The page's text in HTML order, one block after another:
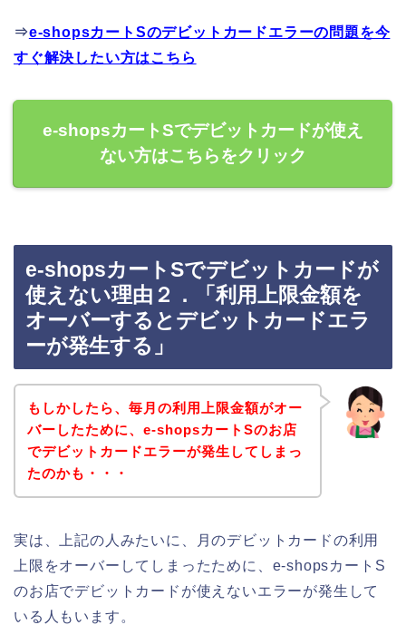
⇒e-shopsカートSのデビットカードエラーの問題を今
すぐ解決したい方はこちら
e-shopsカートSでデビットカードが使え
ない方はこちらをクリック
e-shopsカートSでデビットカードが
使えない理由２．「利用上限金額を
オーバーするとデビットカードエラ
ーが発生する」
もしかしたら、毎月の利用上限金額がオー
バーしたために、e-shopsカートSのお店
でデビットカードエラーが発生してしまっ
たのかも・・・
実は、上記の人みたいに、月のデビットカードの利用
上限をオーバーしてしまったために、e-shopsカートS
のお店でデビットカードが使えないエラーが発生して
いる人もいます。